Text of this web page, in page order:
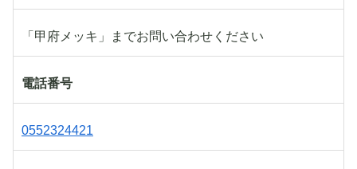
「甲府メッキ」までお問い合わせください
電話番号
0552324421